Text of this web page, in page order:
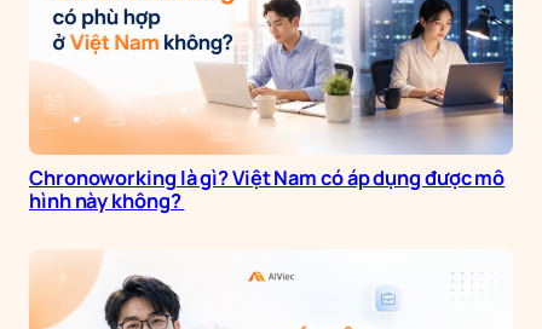
Chronoworking là gì? Việt Nam có áp dụng được mô
hình này không?